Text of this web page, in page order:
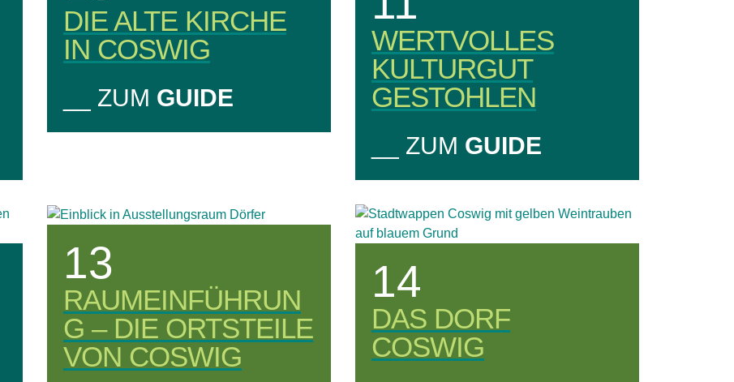
DIE ALTE KIRCHE
IN COSWIG
__ ZUM GUIDE
WERTVOLLES
KULTURGUT
GESTOHLEN
__ ZUM GUIDE
13
RAUMEINFÜHRUN
G – DIE ORTSTEILE
VON COSWIG
14
DAS DORF
COSWIG